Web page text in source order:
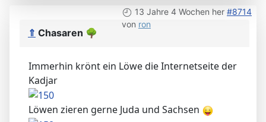
13 Jahre 4 Wochen her #8714
von ron
⇑ Chasaren 🌳
Immerhin krönt ein Löwe die Internetseite der
Kadjar
Löwen zieren gerne Juda und Sachsen